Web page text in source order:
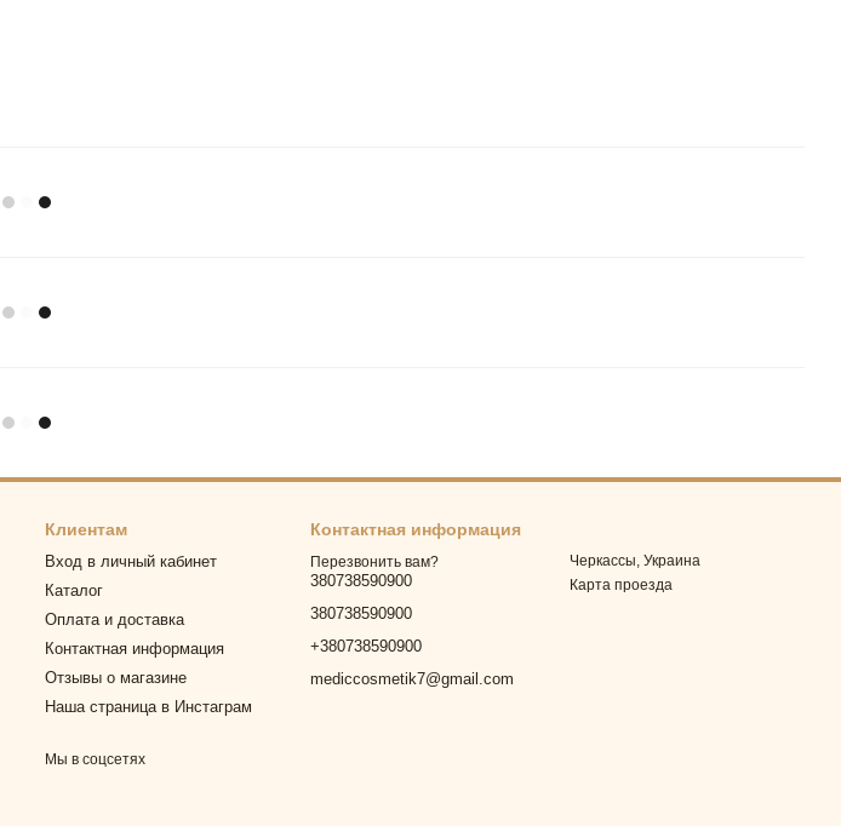
Клиентам
Вход в личный кабинет
Каталог
Оплата и доставка
Контактная информация
Отзывы о магазине
Наша страница в Инстаграм
Мы в соцсетях
Контактная информация
Перезвонить вам?
380738590900
380738590900
+380738590900
mediccosmetik7@gmail.com
Черкассы, Украина
Карта проезда